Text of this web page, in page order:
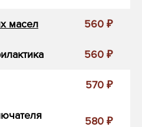
масел 560 ₽
560 ₽
570 ₽
580 ₽